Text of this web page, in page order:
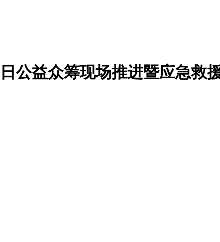
公益众筹现场推进暨应急救